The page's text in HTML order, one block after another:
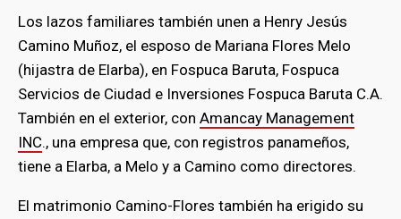
Los lazos familiares también unen a Henry Jesús
Camino Muñoz, el esposo de Mariana Flores Melo
(hijastra de Elarba), en Fospuca Baruta, Fospuca
Servicios de Ciudad e Inversiones Fospuca Baruta C.A.
También en el exterior, con Amancay Management
INC., una empresa que, con registros panameños,
tiene a Elarba, a Melo y a Camino como directores.
El matrimonio Camino-Flores también ha erigido su